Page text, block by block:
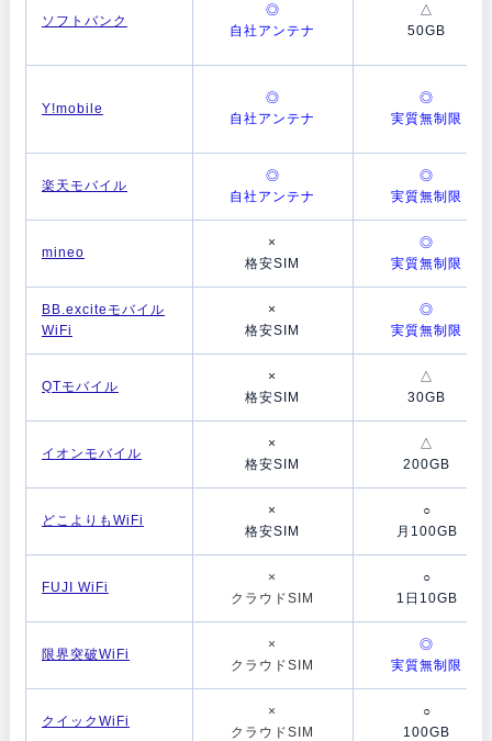
ソフトバンク
◎
自社アンテナ
△
50GB
Y!mobile
◎
自社アンテナ
◎
実質無制限
楽天モバイル
◎
自社アンテナ
◎
実質無制限
mineo
×
格安SIM
◎
実質無制限
BB.exciteモバイル
WiFi
×
格安SIM
◎
実質無制限
QTモバイル
×
格安SIM
△
30GB
イオンモバイル
×
格安SIM
△
200GB
どこよりもWiFi
×
格安SIM
○
月100GB
FUJI WiFi
×
クラウドSIM
○
1日10GB
限界突破WiFi
×
クラウドSIM
◎
実質無制限
クイックWiFi
×
クラウドSIM
○
100GB